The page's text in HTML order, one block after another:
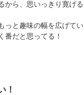
ら、思いっきり寛げる
っと趣味の幅を広げて
番だと思ってる！
！